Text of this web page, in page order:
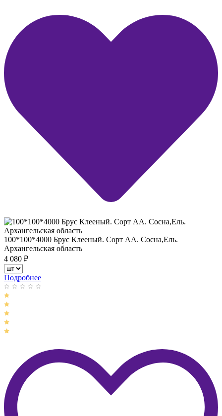
100*100*4000 Брус Клееный. Сорт АА. Сосна,Ель.
Архангельская область
4 080 ₽
Подробнее